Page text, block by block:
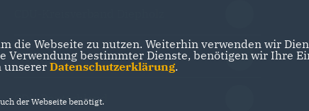
CDU in Niedersachsen
CDU Deutschland
die Webseite zu nutzen. Weiterhin verwenden wir
Verwendung bestimmter Dienste, benötigen wir Ihre
unserer Datenschutzerklärung.
der Webseite benötigt.